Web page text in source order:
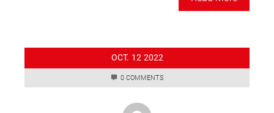
OCT. 12 2022
0 COMMENTS